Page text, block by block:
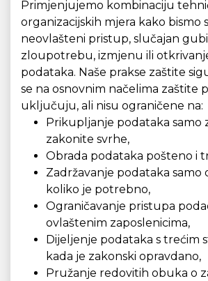
Primjenjujemo kombinaciju
organizacijskih mjera kako bismo
neovlašteni pristup, slučajan
zloupotrebu, izmjenu ili
podataka. Naše prakse zaštite
se na osnovnim načelima zaštite
uključuju, ali nisu ograničene na:
Prikupljanje podataka samo
zakonite svrhe,
Obrada podataka pošteno i
Zadržavanje podataka samo
koliko je potrebno,
Ograničavanje pristupa
ovlaštenim zaposlenicima,
Dijeljenje podataka s trećim
kada je zakonski opravdano,
Pružanje redovitih obuka o